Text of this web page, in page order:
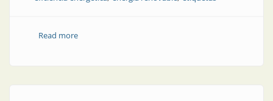
Read moreabout Eficiencia energética | Saber leer etiquetas para